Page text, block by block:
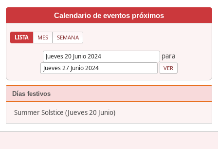
Calendario de eventos próximos
LISTA MES SEMANA
para
Días festivos
Summer Solstice (Jueves 20 Junio)